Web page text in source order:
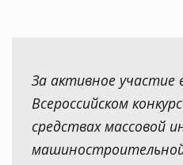
За активное
Всероссийском
средствах массовой